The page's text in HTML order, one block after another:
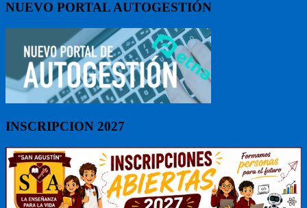
NUEVO PORTAL AUTOGESTIÓN
INSCRIPCION 2027